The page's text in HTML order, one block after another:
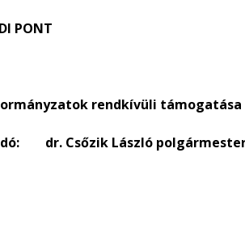
PONT
rendkívüli
Csőzik László